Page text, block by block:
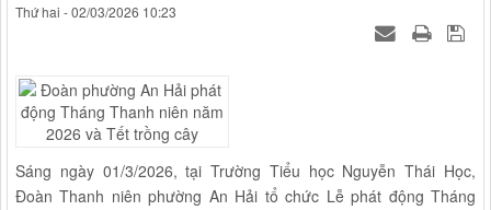
Thứ hai - 02/03/2026 10:23
Sáng ngày 01/3/2026, tại Trường Tiểu học Nguyễn Thái Học,
Đoàn Thanh niên phường An Hải tổ chức Lễ phát động Tháng